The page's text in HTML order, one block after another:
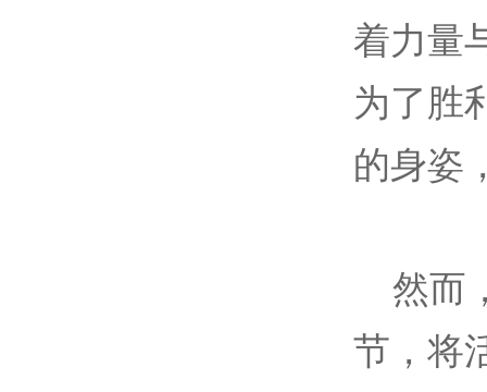
着力量
为了胜
的身姿
然而
节，将